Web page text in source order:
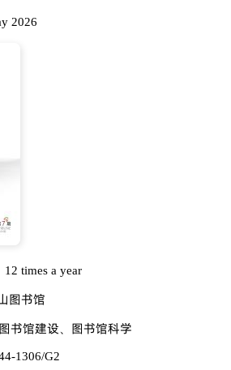
2026
12 times a year
貂䎦慀
貂䎦慀艰岇、 貂䎦慀涛惒
1306/G2